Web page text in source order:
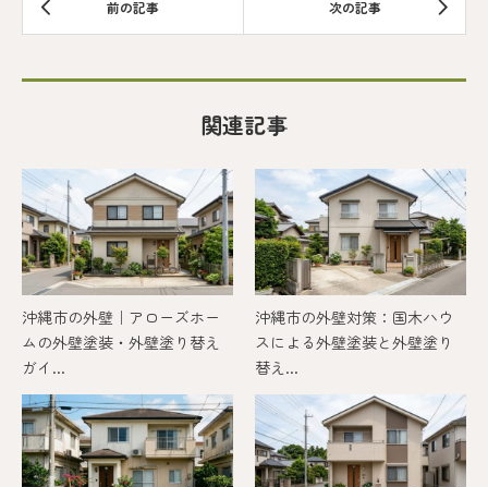
関連記事
沖縄市の外壁｜アローズホー
ムの外壁塗装・外壁塗り替え
ガイ...
沖縄市の外壁対策：国木ハウ
スによる外壁塗装と外壁塗り
替え...